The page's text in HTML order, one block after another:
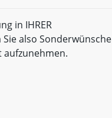
in IHRER
also Sonderwünsche
aufzunehmen.